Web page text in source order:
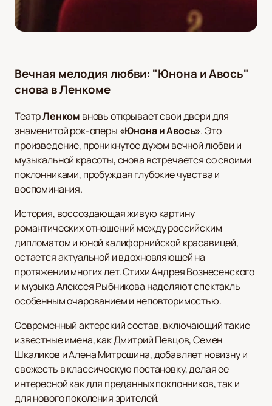
Вечная мелодия любви: "Юнона и Авось"
снова в Ленкоме
ТеатрЛенком вновь открывает свои двери для
знаменитой рок-оперы «Юнона и Авось». Это
произведение, проникнутое духом вечной любви и
музыкальной красоты, снова встречается со своими
поклонниками, пробуждая глубокие чувства и
воспоминания.
История, воссоздающая живую картину
романтических отношений между российским
дипломатом и юной калифорнийской красавицей,
остается актуальной и вдохновляющей на
протяжении многих лет. Стихи Андрея Вознесенского
и музыка Алексея Рыбникова наделяют спектакль
особенным очарованием и неповторимостью.
Современный актерский состав, включающий такие
известные имена, как Дмитрий Певцов, Семен
Шкаликов и Алена Митрошина, добавляет новизну и
свежесть в классическую постановку, делая ее
интересной как для преданных поклонников, так и
для нового поколения зрителей.